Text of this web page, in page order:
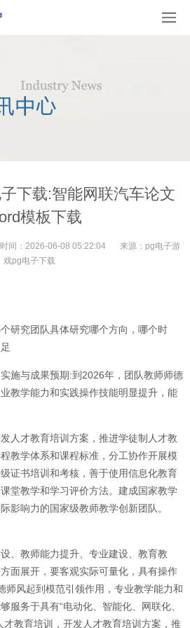
下载:智能网联汽车论文
模板下载
间： 2026-06-08 05:22:04 来源： pg电子游
戏pg电子下载
究团队具体研究哪个方向，哪个时
与成果预期:到2026年，团队教师师德
教学能力和实践操作技能明显提升，能
才教育培训方案，推进学徒制人才教
教学体系和课程标准，分工协作开展模
证书培训和考核，善于使用信息化教育
堂教学和学习评价方法。建成国家教学
影响力的国家级教师教学创新团队。
教师能力提升、专业建设、教育教
面展开，要客观实际可量化，具有操作
师风起到模范引领作用，专业教学能力和
服务于具有“电动化、智能化、网联化、
才教育培训，开发人才教育培训方案，推